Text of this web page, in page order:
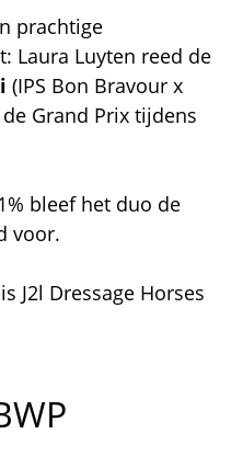
prachtige
Laura Luyten reed de
(IPS Bon Bravour x
Grand Prix tijdens
bleef het duo de
voor.
J2l Dressage Horses